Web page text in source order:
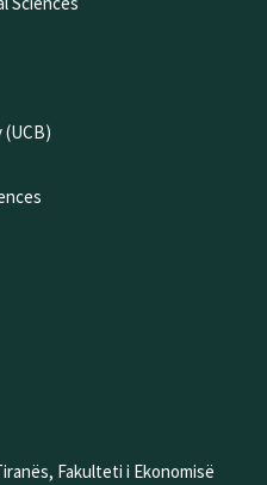
Fakulteti i Ekonomisë